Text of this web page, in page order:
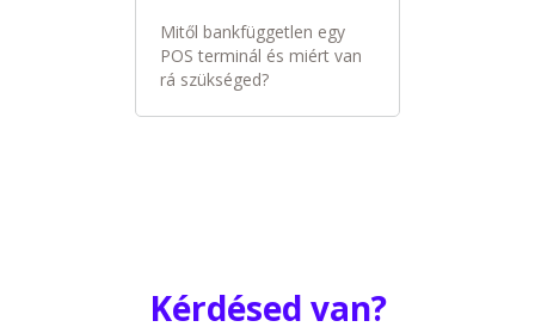
Mitől bankfüggetlen egy
POS terminál és miért van
rá szükséged?
Kérdésed van?